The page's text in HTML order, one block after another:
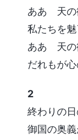
ああ 天の
私たちを
ああ 天の
だれもが
2
終わりの
御国の奥